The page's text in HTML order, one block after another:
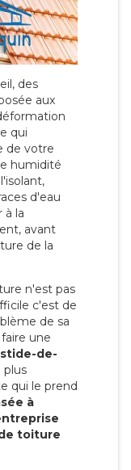
des
aux
qui
de votre
humidité
d'eau
à la
avant
de la
n'est pas
c'est de
de sa
une
de-
plus
qui le prend
à
toiture